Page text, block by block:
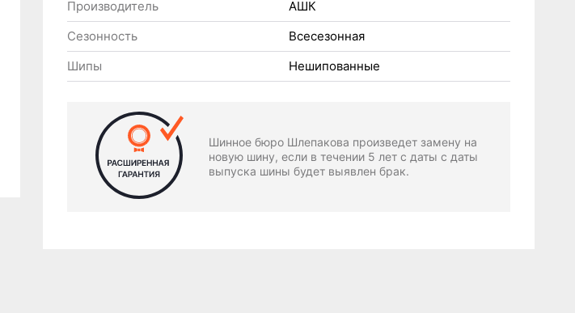
Производитель
АШК
Сезонность
Всесезонная
Шипы
Нешипованные
Шинное бюро Шлепакова произведет замену на
новую шину, если в течении 5 лет с даты с даты
выпуска шины будет выявлен брак.